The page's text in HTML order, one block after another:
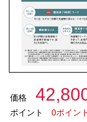
価格
ポイント
0ポイン